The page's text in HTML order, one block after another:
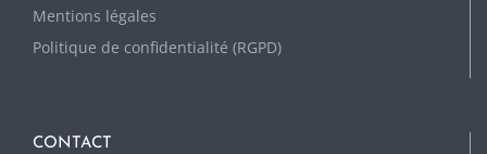
Mentions légales
Politique de confidentialité (RGPD)
CONTACT